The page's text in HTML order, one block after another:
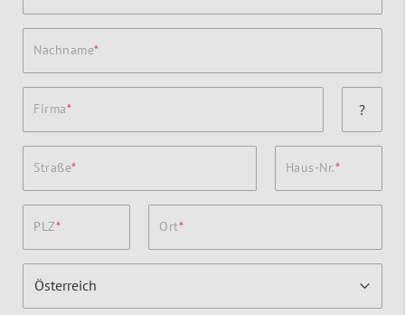
Nachname
Firma ?
Straße Haus-Nr.
PLZ Ort